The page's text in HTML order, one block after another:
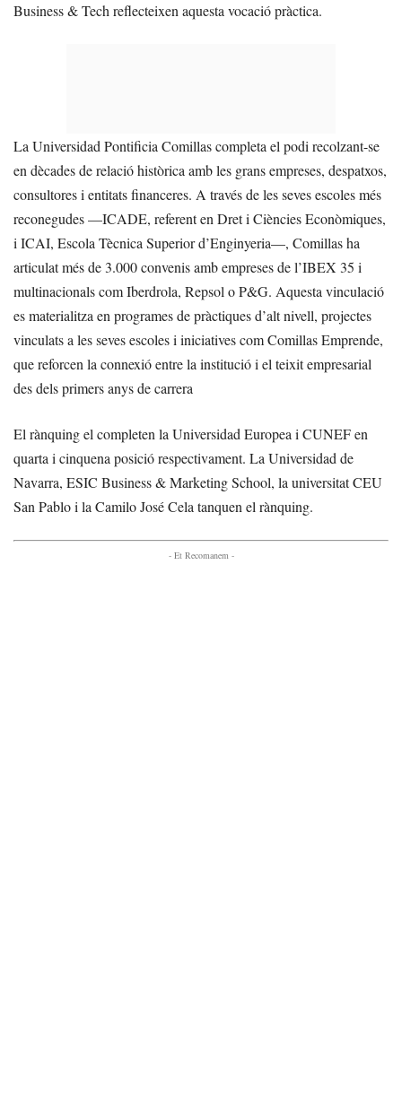
Business & Tech reflecteixen aquesta vocació pràctica.
La Universidad Pontificia Comillas completa el podi recolzant-se
en dècades de relació històrica amb les grans empreses, despatxos,
consultores i entitats financeres. A través de les seves escoles més
reconegudes —ICADE, referent en Dret i Ciències Econòmiques,
i ICAI, Escola Tècnica Superior d’Enginyeria—, Comillas ha
articulat més de 3.000 convenis amb empreses de l’IBEX 35 i
multinacionals com Iberdrola, Repsol o P&G. Aquesta vinculació
es materialitza en programes de pràctiques d’alt nivell, projectes
vinculats a les seves escoles i iniciatives com Comillas Emprende,
que reforcen la connexió entre la institució i el teixit empresarial
des dels primers anys de carrera
El rànquing el completen la Universidad Europea i CUNEF en
quarta i cinquena posició respectivament. La Universidad de
Navarra, ESIC Business & Marketing School, la universitat CEU
San Pablo i la Camilo José Cela tanquen el rànquing.
- Et Recomanem -